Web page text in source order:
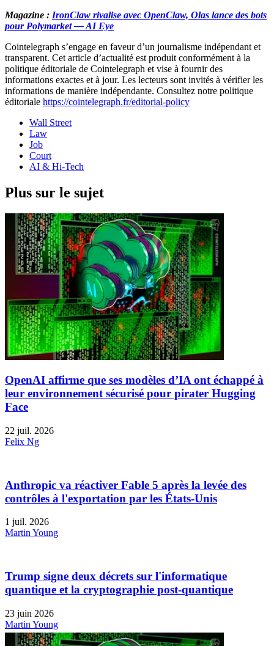
Magazine : IronClaw rivalise avec OpenClaw, Olas lance des bots
pour Polymarket — AI Eye
Cointelegraph s’engage en faveur d’un journalisme indépendant et
transparent. Cet article d’actualité est produit conformément à la
politique éditoriale de Cointelegraph et vise à fournir des
informations exactes et à jour. Les lecteurs sont invités à vérifier les
informations de manière indépendante. Consultez notre politique
éditoriale https://cointelegraph.fr/editorial-policy
Wall Street
Law
Job
Court
AI & Hi-Tech
Plus sur le sujet
OpenAI affirme que ses modèles d’IA ont échappé à
leur environnement sécurisé pour pirater Hugging
Face
22 juil. 2026
Felix Ng
Anthropic va réactiver Fable 5 après la levée des
contrôles à l'exportation par les États-Unis
1 juil. 2026
Martin Young
Trump signe deux décrets sur l'informatique
quantique et la cryptographie post-quantique
23 juin 2026
Martin Young